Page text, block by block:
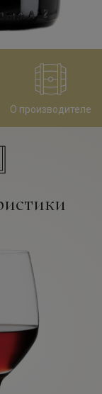
О производителе